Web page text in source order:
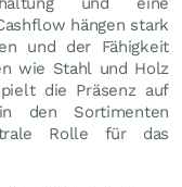
hängen stark
und der Fähigkeit
wie Stahl und Holz
die Präsenz auf
den Sortimenten
Rolle für das